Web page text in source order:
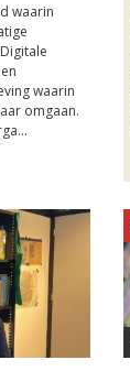
waarin
waarin
omgaan.